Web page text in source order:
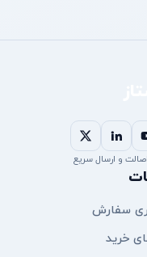
و ارسال سریع
سفارش
خرید